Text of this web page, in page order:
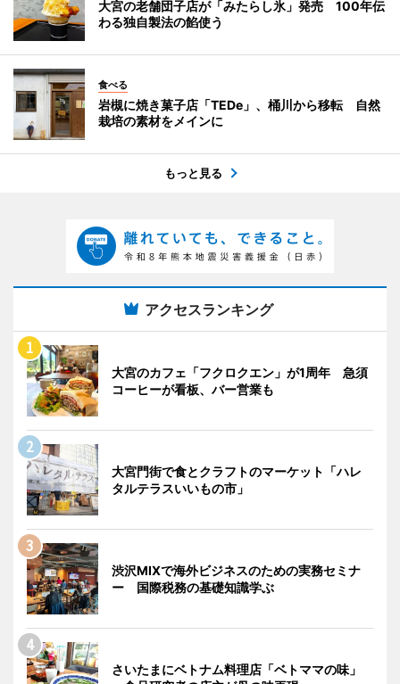
大宮の老舗団子店が「みたらし氷」発売 100年伝
わる独自製法の餡使う
食べる
岩槻に焼き菓子店「TEDe」、桶川から移転 自然
栽培の素材をメインに
もっと見る
アクセスランキング
大宮のカフェ「フクロクエン」が1周年 急須
コーヒーが看板、バー営業も
大宮門街で食とクラフトのマーケット「ハレ
タルテラスいいもの市」
渋沢MIXで海外ビジネスのための実務セミナ
ー 国際税務の基礎知識学ぶ
さいたまにベトナム料理店「ベトママの味」